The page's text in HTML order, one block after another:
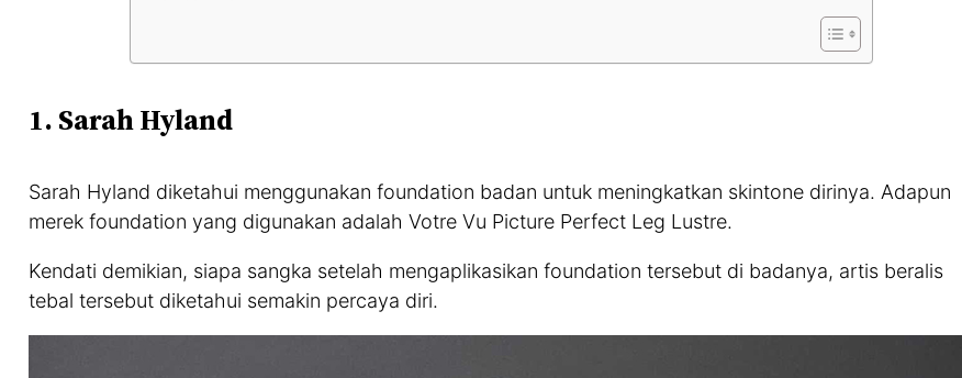
1.Sarah Hyland
Sarah Hyland diketahui menggunakan foundation badan untuk meningkatkan skintone dirinya. Adapun
merek foundation yang digunakan adalah Votre Vu Picture Perfect Leg Lustre.
Kendati demikian, siapa sangka setelah mengaplikasikan foundation tersebut di badanya, artis beralis
tebal tersebut diketahui semakin percaya diri.